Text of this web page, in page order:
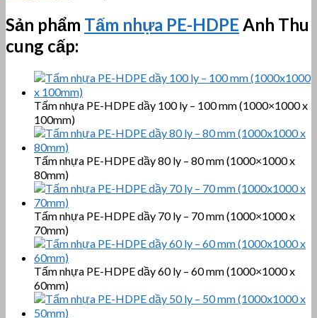
Sản phẩm Tấm nhựa PE-HDPE Anh Thu
cung cấp:
Tấm nhựa PE-HDPE dầy 100 ly – 100 mm (1000×1000 x
100mm)
Tấm nhựa PE-HDPE dầy 80 ly – 80 mm (1000×1000 x
80mm)
Tấm nhựa PE-HDPE dầy 70 ly – 70 mm (1000×1000 x
70mm)
Tấm nhựa PE-HDPE dầy 60 ly – 60 mm (1000×1000 x
60mm)